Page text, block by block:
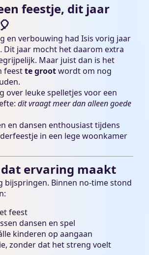
feestje, dit jaar
en verbouwing had Isis vorig jaar
Dit jaar mocht het daarom extra
Maar juist dan is het
feestte grootwordt om nog
over leuke spelletjes voor een
dit vraagt meer dan alleen goede
ervaring maakt
bijspringen. Binnen no-time stond
feest
dansen en spel
kinderen op aangaan
zonder dat het streng voelt